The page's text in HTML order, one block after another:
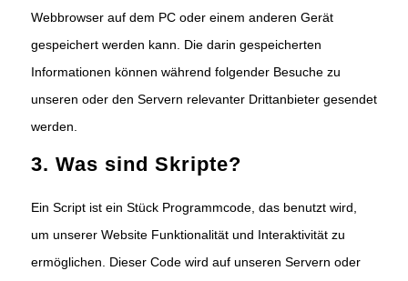
Webbrowser auf dem PC oder einem anderen Gerät
gespeichert werden kann. Die darin gespeicherten
Informationen können während folgender Besuche zu
unseren oder den Servern relevanter Drittanbieter gesendet
werden.
3. Was sind Skripte?
Ein Script ist ein Stück Programmcode, das benutzt wird,
um unserer Website Funktionalität und Interaktivität zu
ermöglichen. Dieser Code wird auf unseren Servern oder